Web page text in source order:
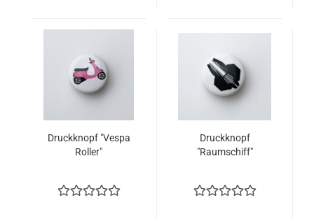
Druckknopf "Vespa
Roller"
Druckknopf
"Raumschiff"